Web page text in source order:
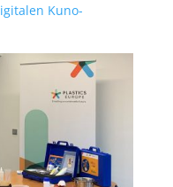
Kuno-